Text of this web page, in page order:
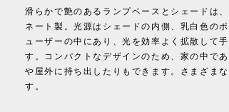
滑らかで艶のあるランプベースとシェードは
ネート製。光源はシェードの内側、乳白色の
ューザーの中にあり、光を効率よく拡散して
す。コンパクトなデザインのため、家の中で
や屋外に持ち出したりもできます。さまざま
す。